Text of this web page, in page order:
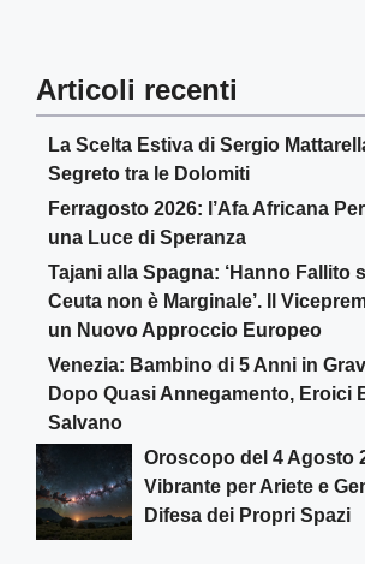
Articoli recenti
La Scelta Estiva di Sergio
Segreto tra le Dolomiti
Ferragosto 2026: l’Afa Africana
una Luce di Speranza
Tajani alla Spagna: ‘Hanno Fallito
Ceuta non è Marginale’. Il
un Nuovo Approccio Europeo
Venezia: Bambino di 5 Anni in
Dopo Quasi Annegamento, Eroici
Salvano
Oroscopo del 4 Agosto
Vibrante per Ariete e
Difesa dei Propri Spazi